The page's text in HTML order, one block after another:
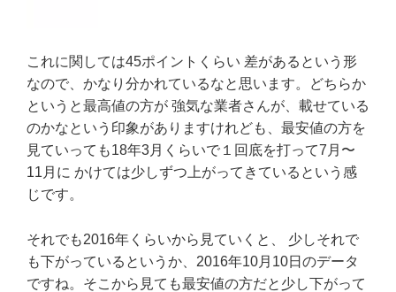
これに関しては45ポイントくらい 差があるという形
なので、かなり分かれているなと思います。どちらか
というと最高値の方が 強気な業者さんが、載せている
のかなという印象がありますけれども、最安値の方を
見ていっても18年3月くらいで１回底を打って7月〜
11月に かけては少しずつ上がってきているという感
じです。
それでも2016年くらいから見ていくと、 少しそれで
も下がっているというか、2016年10月10日のデータ
ですね。そこから見ても最安値の方だと少し下がって